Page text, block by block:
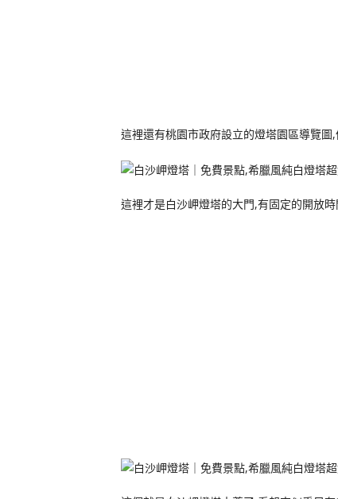
這裡還有桃園市政府設立的燈塔園區導覽
這裡才是白沙岬燈塔的大門,有固定的開放